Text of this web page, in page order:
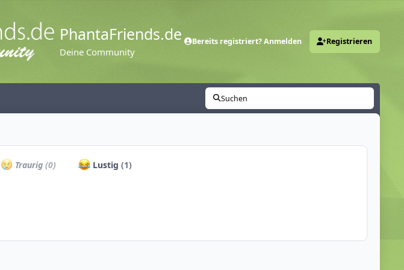
PhantaFriends.de
Deine Community
Bereits registriert? Anmelden Registrieren
Suchen
Traurig(0) Lustig (1)